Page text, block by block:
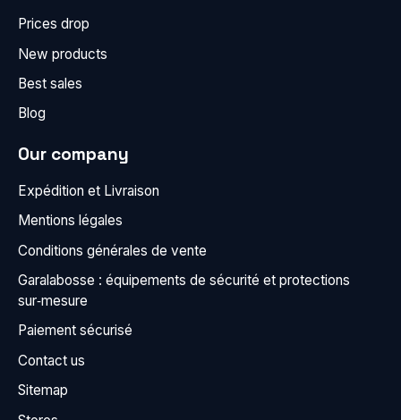
Prices drop
New products
Best sales
Blog
Our company
Expédition et Livraison
Mentions légales
Conditions générales de vente
Garalabosse : équipements de sécurité et protections
sur‑mesure
Paiement sécurisé
Contact us
Sitemap